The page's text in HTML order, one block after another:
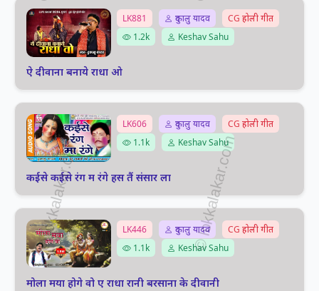
LK881 दुकालु यादव
CG होली गीत
1.2k
Keshav Sahu
ऐ दीवाना बनाये राधा ओ
LK606 दुकालु यादव
CG होली गीत
1.1k
Keshav Sahu
कईसे कईसे रंग म रंगे हस तैं संसार ला
LK446 दुकालु यादव
CG होली गीत
1.1k
Keshav Sahu
मोला मया होगे वो ए राधा रानी बरसाना के दीवानी